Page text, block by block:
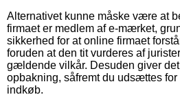
Alternativet kunne måske være at
firmaet er medlem af e-mærket,
sikkerhed for at online firmaet
foruden at den tit vurderes af
gældende vilkår. Desuden giver
opbakning, såfremt du udsættes
indkøb.